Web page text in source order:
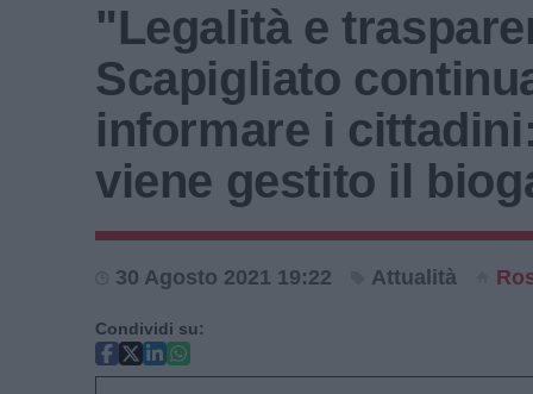
"Legalità e
Scapigliato
informare i
viene gestito il
30 Agosto 2021 19:22 Attualità
Condividi su: